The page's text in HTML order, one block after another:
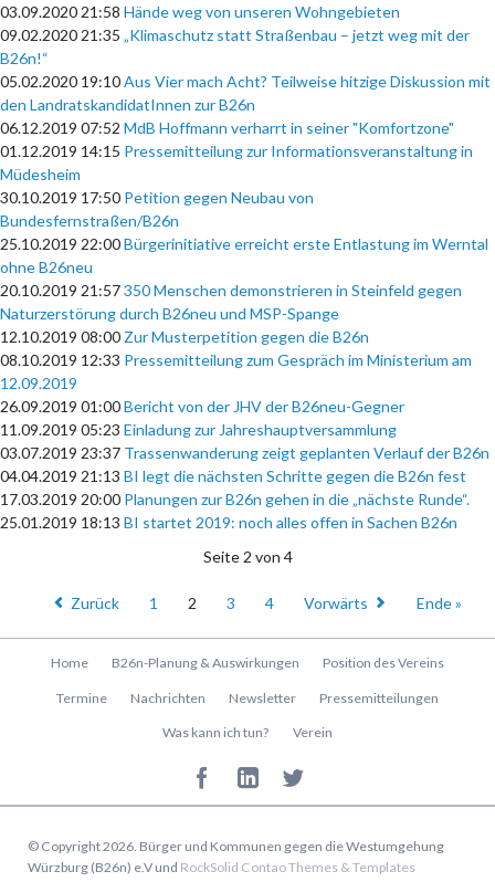
03.09.2020 21:58 Hände weg von unseren Wohngebieten
09.02.2020 21:35 „Klimaschutz statt Straßenbau – jetzt weg mit der
B26n!“
05.02.2020 19:10Aus Vier mach Acht? Teilweise hitzige Diskussion mit
den LandratskandidatInnen zur B26n
06.12.2019 07:52 MdB Hoffmann verharrt in seiner "Komfortzone"
01.12.2019 14:15 Pressemitteilung zur Informationsveranstaltung in
Müdesheim
30.10.2019 17:50 Petition gegen Neubau von
Bundesfernstraßen/B26n
25.10.2019 22:00Bürgerinitiative erreicht erste Entlastung im Werntal
ohne B26neu
20.10.2019 21:57350 Menschen demonstrieren in Steinfeld gegen
Naturzerstörung durch B26neu und MSP-Spange
12.10.2019 08:00 Zur Musterpetition gegen die B26n
08.10.2019 12:33 Pressemitteilung zum Gespräch im Ministerium am
12.09.2019
26.09.2019 01:00Bericht von der JHV der B26neu-Gegner
11.09.2019 05:23 Einladung zur Jahreshauptversammlung
03.07.2019 23:37 Trassenwanderung zeigt geplanten Verlauf der B26n
04.04.2019 21:13 BI legt die nächsten Schritte gegen die B26n fest
17.03.2019 20:00 Planungen zur B26n gehen in die „nächste Runde“.
25.01.2019 18:13 BI startet 2019: noch alles offen in Sachen B26n
Seite 2 von 4
Zurück 1 2 3 4 Vorwärts Ende »
Navigation
Home B26n-Planung & Auswirkungen Position des Vereins
Termine Nachrichten Newsletter Pressemitteilungen
Was kann ich tun? Verein
© Copyright 2026. Bürger und Kommunen gegen die Westumgehung
Würzburg (B26n) e.V und RockSolid Contao Themes & Templates